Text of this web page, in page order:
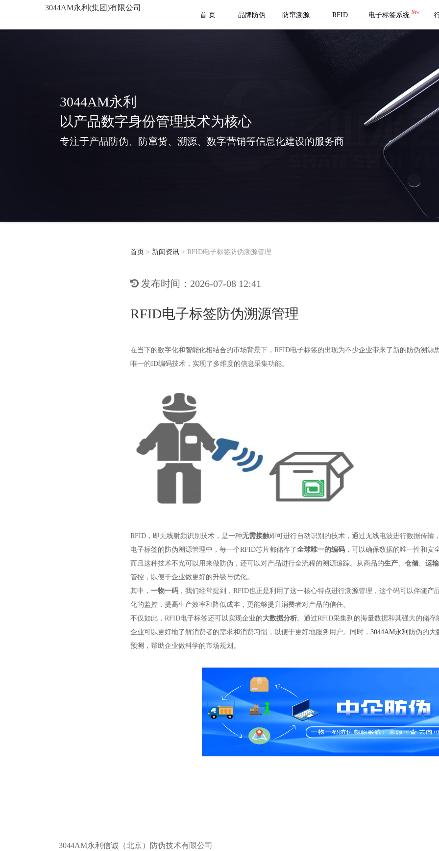
3044AM永利(集团)有限公司
首 页 品牌防伪 防窜溯源 RFID 电子标签系统 New
3044AM永利
以产品数字身份管理技术为核心
专注于产品防伪、防窜货、溯源、数字营销等信息化建设的服务商
首页 > 新闻资讯 > RFID电子标签防伪溯源管理
发布时间：2026-07-08 12:41
RFID电子标签防伪溯源管理
在当下的数字化和智能化相结合的市场背景下，RFID电子标签的出现为不少企业带来了新的防伪溯源
唯一的ID编码技术，实现了多维度的信息采集功能。
RFID，即无线射频识别技术，是一种无需接触即可进行自动识别的技术，通过无线电波进行数据传输
电子标签的防伪溯源管理中，每一个RFID芯片都储存了全球唯一的编码 ，可以确保数据的唯一性和安
而且这种技术不光可以用来做防伪，还可以对产品进行全流程的溯源追踪。从商品的生产、 仓储、 运输
管控，以便于企业做更好的升级与优化。
其中， 一物一码 ，我们经常提到，RFID也正是利用了这一核心特点进行溯源管理，这个码可以伴随产
化的监控，提高生产效率和降低成本，更能够提升消费者对产品的信任。
不仅如此，RFID电子标签还可以实现企业的大数据分析。通过RFID采集到的海量数据和其强大的储
企业可以更好地了解消费者的需求和消费习惯，以便于更好地服务用户。同时， 3044AM永利 防伪的大
预测，帮助企业做科学的市场规划。
3044AM永利信诚（北京）防伪技术有限公司